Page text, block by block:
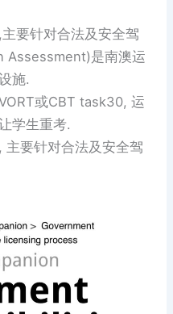
要针对合法及安全驾
Assessment)是南澳运
施.
或CBT task30, 运
学生重考.
主要针对合法及安全驾